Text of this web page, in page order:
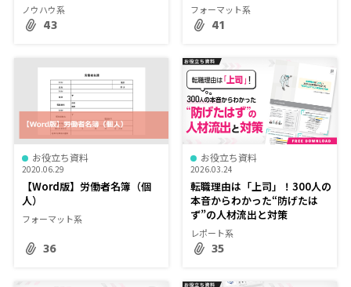
ノウハウ系
43
フォーマット系
41
お役立ち資料
2020.06.29
【Word版】労働者名簿（個
人）
フォーマット系
36
お役立ち資料
2026.03.24
転職理由は「上司」！300人の
本音からわかった“防げたは
ず”の人材流出と対策
レポート系
35